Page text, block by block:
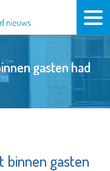
gasten had
gasten